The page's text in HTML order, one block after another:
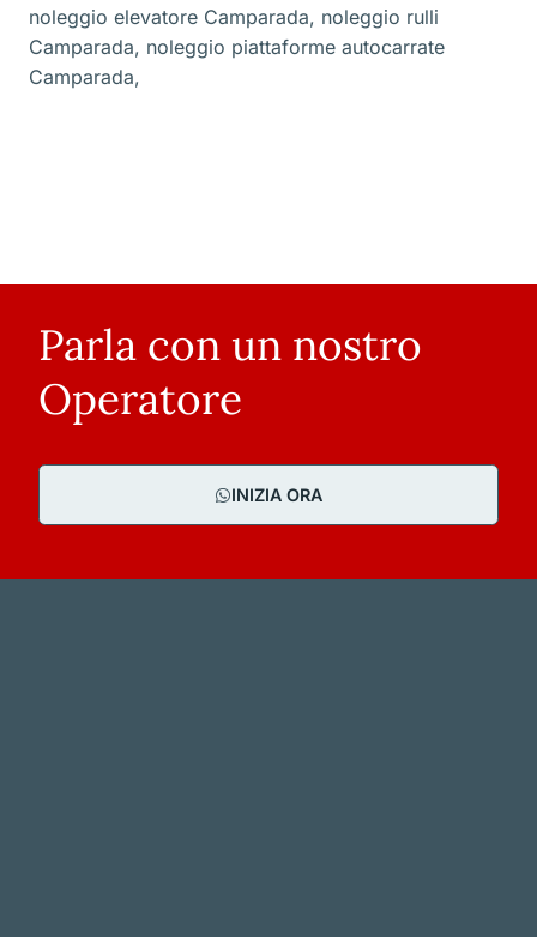
noleggio elevatore Camparada, noleggio rulli
Camparada, noleggio piattaforme autocarrate
Camparada,
Parla con un nostro
Operatore
INIZIA ORA